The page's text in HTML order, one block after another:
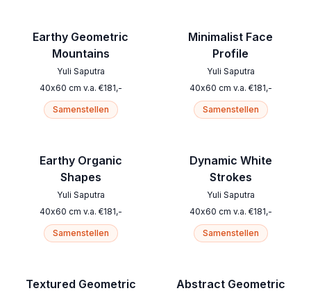
Earthy Geometric
Mountains
Yuli Saputra
40x60 cm v.a. €181,-
Samenstellen
Earthy Organic
Shapes
Yuli Saputra
40x60 cm v.a. €181,-
Samenstellen
Textured Geometric
Minimalist Face
Profile
Yuli Saputra
40x60 cm v.a. €181,-
Samenstellen
Dynamic White
Strokes
Yuli Saputra
40x60 cm v.a. €181,-
Samenstellen
Abstract Geometric